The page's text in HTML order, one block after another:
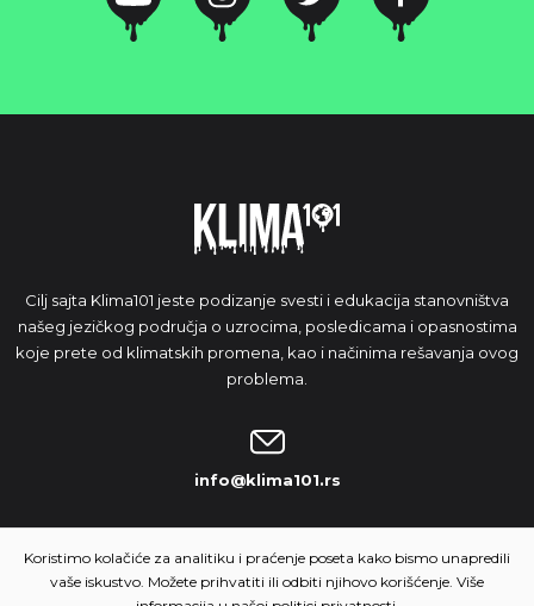
Cilj sajta Klima101 jeste podizanje svesti i edukacija stanovništva
našeg jezičkog područja o uzrocima, posledicama i opasnostima
koje prete od klimatskih promena, kao i načinima rešavanja ovog
problema.
info@klima101.rs
NAŠA IDEJA
Koristimo kolačiće za analitiku i praćenje poseta kako bismo unapredili
vaše iskustvo. Možete prihvatiti ili odbiti njihovo korišćenje. Više